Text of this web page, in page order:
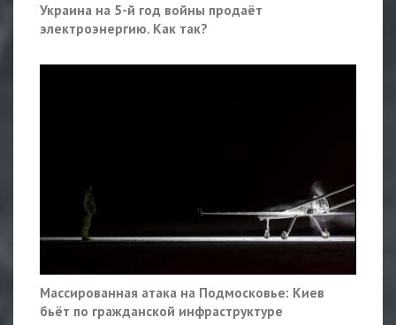
Украина на 5-й год войны продаёт
электроэнергию. Как так?
Массированная атака на Подмосковье: Киев
бьёт по гражданской инфраструктуре